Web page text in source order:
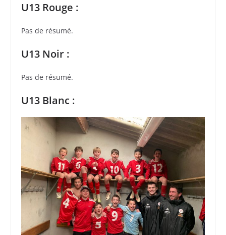
U13 Rouge :
Pas de résumé.
U13 Noir :
Pas de résumé.
U13 Blanc :